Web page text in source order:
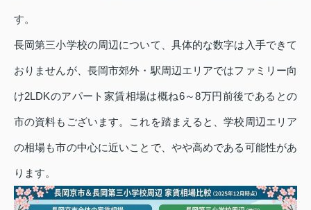
す。
長岡第三小学校の周辺について、具体的な数字は入手できて
おりませんが、長岡市郊外・駅周辺エリアではファミリー向
け2LDKのアパート家賃相場は概ね6～8万円前後であるとの
市の資料もございます。これを踏まえると、学校周辺エリア
の相場も市の中心に近いことで、やや高めである可能性があ
ります。